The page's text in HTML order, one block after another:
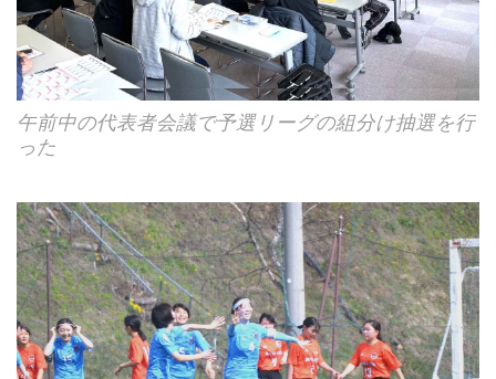
午前中の代表者会議で予選リーグの組分け抽選を行
った